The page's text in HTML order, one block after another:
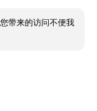
带来的访问不便我